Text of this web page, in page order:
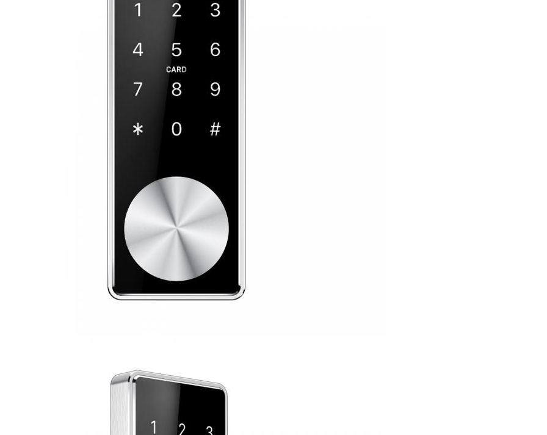
Αφήστε ένα μήνυμα Θα σας καλέσουμε
σύντομα!
Υποβάλτε